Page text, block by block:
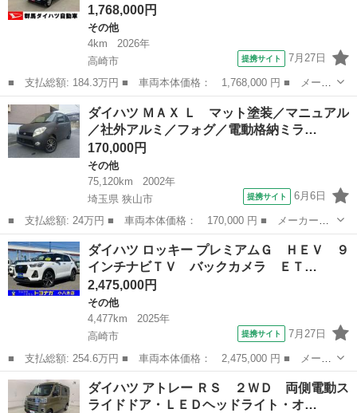
1,768,000円
その他
4km
2026年
高崎市
提携サイト 7月27日
■ 支払総額: 184.3万円 ■ 車両本体価格： 1,768,000 円 ■ メーカ
ー名： ダイハツ ■ 車種名： アトレー ■ グレード名： ＲＳ
４ＷＤ 両側電動スライドドア・ＬＥＤヘッドライト・オートライ
ト・オート...
群馬 高崎市 その他
ダイハツ ＭＡＸ Ｌ マット塗装／マニュアル
／社外アルミ／フォグ／電動格納ミラ…
170,000円
その他
75,120km
2002年
埼玉県 狭山市
提携サイト 6月6日
■ 支払総額: 24万円 ■ 車両本体価格： 170,000 円 ■ メーカー
名： ダイハツ ■ 車種名： ＭＡＸ ■ グレード名： Ｌ マット
塗装／マニュアル／社外アルミ／フォグ／電動格納ミラー／社外オー
ディオ／リアワイ...
埼玉 狭山市 その他
ダイハツ ロッキー プレミアムＧ ＨＥＶ ９
インチナビＴＶ バックカメラ ＥＴ…
2,475,000円
その他
4,477km
2025年
高崎市
提携サイト 7月27日
■ 支払総額: 254.6万円 ■ 車両本体価格： 2,475,000 円 ■ メーカ
ー名： ダイハツ ■ 車種名： ロッキー ■ グレード名： プレミ
アムＧ ＨＥＶ ９インチナビＴＶ バックカメラ ＥＴＣ ワンオ
ーナー ...
群馬 高崎市 その他
ダイハツ アトレー ＲＳ ２ＷＤ 両側電動ス
ライドドア・ＬＥＤヘッドライト・オ…